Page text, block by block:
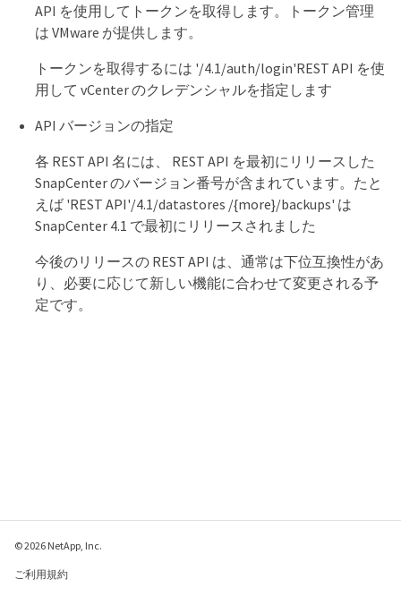
API を使用してトークンを取得します。トークン管理
は VMware が提供します。
トークンを取得するには '/4.1/auth/login'REST API を使
用して vCenter のクレデンシャルを指定します
API バージョンの指定
各 REST API 名には、 REST API を最初にリリースした
SnapCenter のバージョン番号が含まれています。たと
えば 'REST API'/4.1/datastores /{more}/backups' は
SnapCenter 4.1 で最初にリリースされました
今後のリリースの REST API は、通常は下位互換性があ
り、必要に応じて新しい機能に合わせて変更される予
定です。
© 2026 NetApp, Inc.
ご利用規約